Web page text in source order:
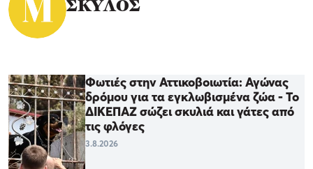
ΣΚΥΛΟΣ
Φωτιές στην Αττικοβοιωτία: Αγώνας
δρόμου για τα εγκλωβισμένα ζώα - Το
ΔΙΚΕΠΑΖ σώζει σκυλιά και γάτες από
τις φλόγες
3.8.2026